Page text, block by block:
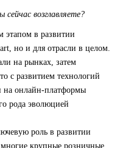
возглавляете?
этапом в развитии
но и для отрасли в целом.
на рынках, затем
с развитием технологий
на онлайн-платформы
рода эволюцией
роль в развитии
крупные розничные